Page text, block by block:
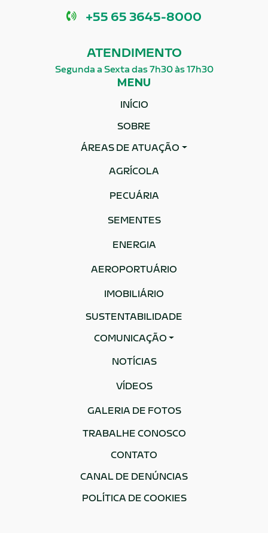
Telefone
+55 65 3645-8000
ATENDIMENTO
Segunda a Sexta das 7h30 às 17h30
MENU
INÍCIO
SOBRE
ÁREAS DE ATUAÇÃO
AGRÍCOLA
PECUÁRIA
SEMENTES
ENERGIA
AEROPORTUÁRIO
IMOBILIÁRIO
SUSTENTABILIDADE
COMUNICAÇÃO
NOTÍCIAS
VÍDEOS
GALERIA DE FOTOS
TRABALHE CONOSCO
CONTATO
CANAL DE DENÚNCIAS
POLÍTICA DE COOKIES